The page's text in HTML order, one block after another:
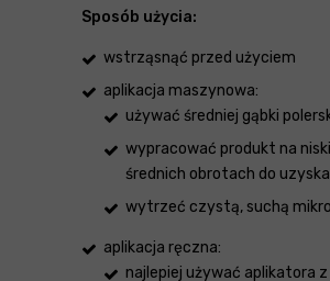
Sposób użycia:
wstrząsnąć przed użyciem
aplikacja maszynowa:
używać średniej gąbki
wypracować produkt na
średnich obrotach do
wytrzeć czystą, suchą
aplikacja ręczna:
najlepiej używać aplikatora z